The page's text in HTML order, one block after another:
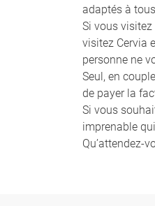
adaptés à
Si vous
visitez Cervia
personne ne
Seul, en
de payer la
Si vous
imprenable
Qu’attendez-